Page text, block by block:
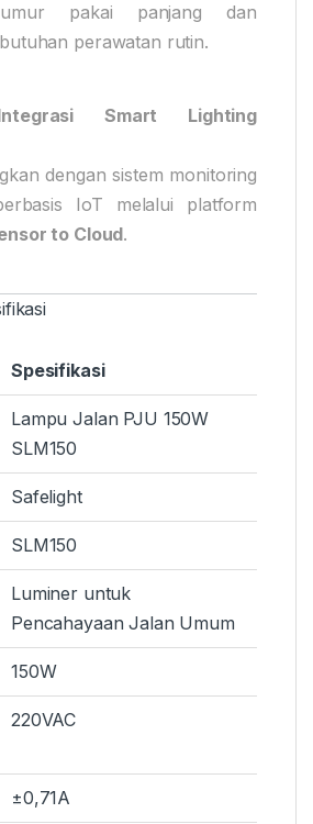
pakai panjang dan
perawatan rutin.
Smart Lighting
dengan sistem monitoring
IoT melalui platform
to Cloud.
Spesifikasi
Lampu Jalan PJU 150W
SLM150
Safelight
SLM150
Luminer untuk
Pencahayaan Jalan Umum
150W
220VAC
±0,71A